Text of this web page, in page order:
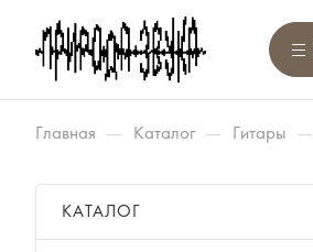
Главная — Каталог — Гитары —
КАТАЛОГ